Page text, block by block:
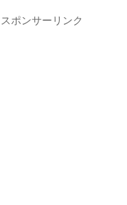
スポンサーリンク